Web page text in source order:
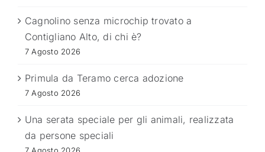
Cagnolino senza microchip trovato a
Contigliano Alto, di chi è?
7 Agosto 2026
Primula da Teramo cerca adozione
7 Agosto 2026
Una serata speciale per gli animali, realizzata
da persone speciali